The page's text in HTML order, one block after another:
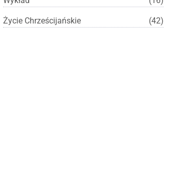
Życie Chrześcijańskie (42)